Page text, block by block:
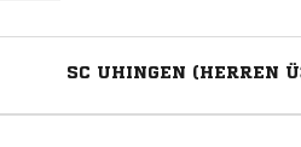
SC UHINGEN (HERREN